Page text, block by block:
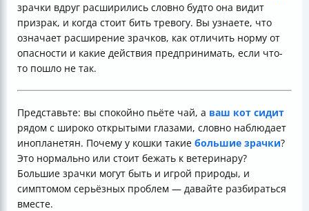
зрачки вдруг расширились словно будто она видит
призрак, и когда стоит бить тревогу. Вы узнаете, что
означает расширение зрачков, как отличить норму от
опасности и какие действия предпринимать, если что-
то пошло не так.
Представьте: вы спокойно пьёте чай, а ваш кот сидит
рядом с широко открытыми глазами, словно наблюдает
инопланетян. Почему у кошки такие большие зрачки?
Это нормально или стоит бежать к ветеринару?
Большие зрачки могут быть и игрой природы, и
симптомом серьёзных проблем — давайте разбираться
вместе.